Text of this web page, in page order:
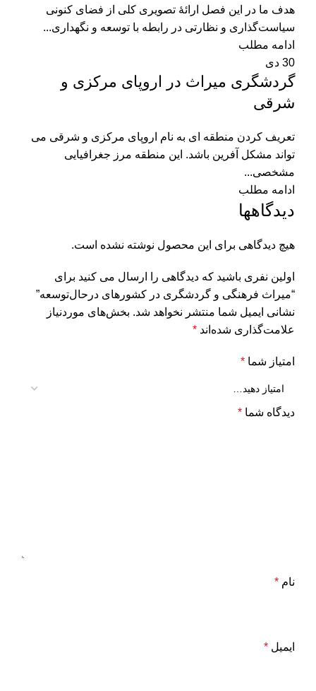
هدف ما در این فصل ارائۀ تصویری کلی از فضای کنونی
سیاست‌گذاری و نظارتی در رابطه با توسعه و نگهداری...
ادامه مطلب
30 دی
گردشگری میراث در اروپای مرکزی و
شرقی
تعریف کردن منطقه ای به نام اروپای مرکزی و شرقی می
تواند مشکل آفرین باشد. این منطقه مرز جغرافیایی
مشخصی...
ادامه مطلب
دیدگاهها
هیچ دیدگاهی برای این محصول نوشته نشده است.
اولین نفری باشید که دیدگاهی را ارسال می کنید برای
“میراث فرهنگی و گردشگری در کشورهای در‌حال‌توسعه”
نشانی ایمیل شما منتشر نخواهد شد. بخش‌های موردنیاز
علامت‌گذاری شده‌اند *
امتیاز شما *
دیدگاه شما *
نام *
ایمیل *